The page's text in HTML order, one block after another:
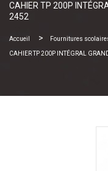
CAHIER TP 200P
2452
Accueil Fournitures
CAHIER TP 200P INTÉGRAL